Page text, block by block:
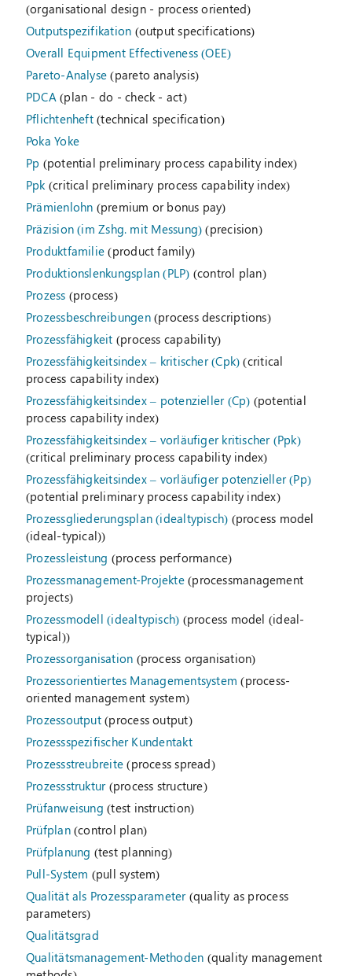
(organisational design - process oriented)
Outputspezifikation (output specifications)
Overall Equipment Effectiveness (OEE)
Pareto-Analyse (pareto analysis)
PDCA(plan - do - check - act)
Pflichtenheft(technical specification)
Poka Yoke
Pp (potential preliminary process capability index)
Ppk(critical preliminary process capability index)
Prämienlohn (premium or bonus pay)
Präzision (im Zshg. mit Messung) (precision)
Produktfamilie (product family)
Produktionslenkungsplan (PLP) (control plan)
Prozess (process)
Prozessbeschreibungen(process descriptions)
Prozessfähigkeit (process capability)
Prozessfähigkeitsindex – kritischer (Cpk) (critical
process capability index)
Prozessfähigkeitsindex – potenzieller (Cp) (potential
process capability index)
Prozessfähigkeitsindex – vorläufiger kritischer (Ppk)
(critical preliminary process capability index)
Prozessfähigkeitsindex – vorläufiger potenzieller (Pp)
(potential preliminary process capability index)
Prozessgliederungsplan (idealtypisch) (process model
(ideal-typical))
Prozessleistung (process performance)
Prozessmanagement-Projekte(processmanagement
projects)
Prozessmodell (idealtypisch) (process model (ideal-
typical))
Prozessorganisation (process organisation)
Prozessorientiertes Managementsystem (process-
oriented management system)
Prozessoutput(process output)
Prozessspezifischer Kundentakt
Prozessstreubreite (process spread)
Prozessstruktur(process structure)
Prüfanweisung (test instruction)
Prüfplan(control plan)
Prüfplanung (test planning)
Pull-System (pull system)
Qualität als Prozessparameter(quality as process
parameters)
Qualitätsgrad
Qualitätsmanagement-Methoden (quality management